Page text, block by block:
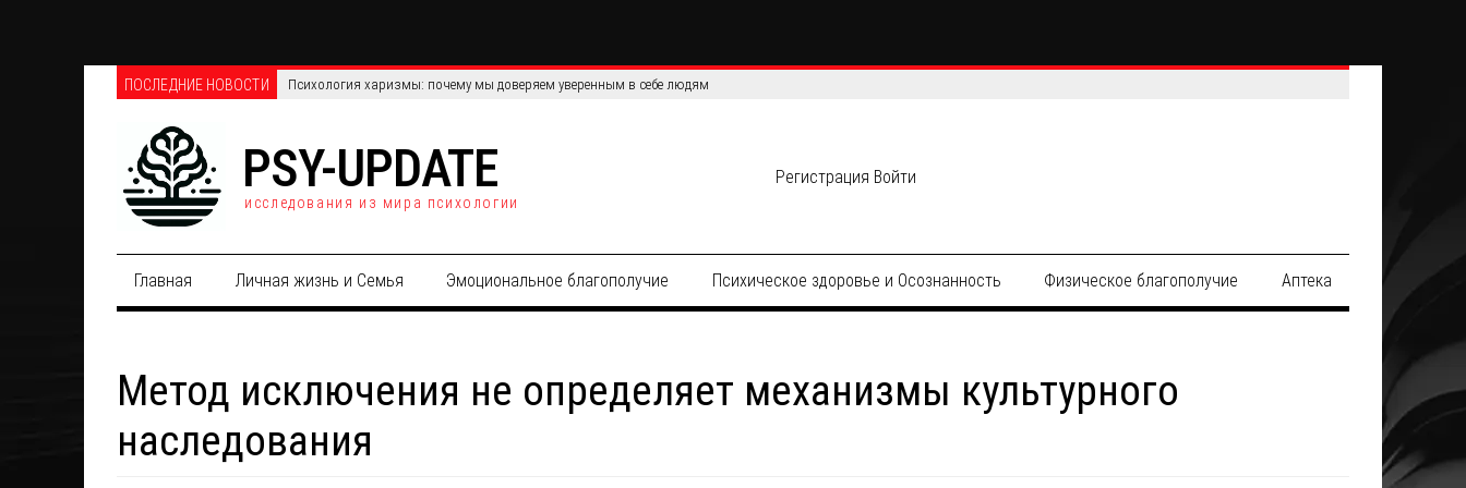
ПОСЛЕДНИЕ НОВОСТИ Телефонные против онлайн-опросов: сравнение эффективности и точности данных
PSY-UPDATE
исследования из мира психологии
Регистрация Войти
Главная Личная жизнь и Семья Эмоциональное благополучие Психическое здоровье и Осознанность Физическое благополучие Аптека
Метод исключения не определяет механизмы культурного
наследования